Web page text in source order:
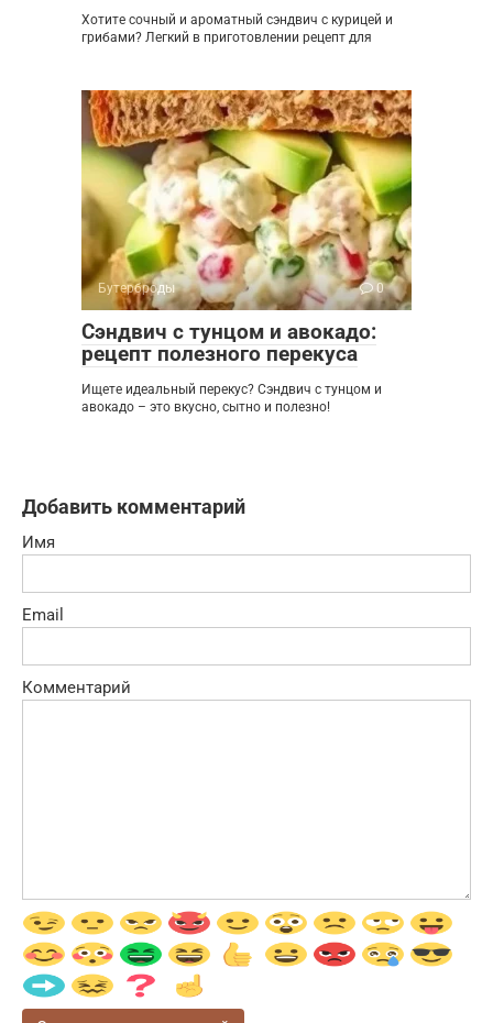
Хотите сочный и ароматный сэндвич с курицей и
грибами? Легкий в приготовлении рецепт для
Бутерброды 0
Сэндвич с тунцом и авокадо:
рецепт полезного перекуса
Ищете идеальный перекус? Сэндвич с тунцом и
авокадо – это вкусно, сытно и полезно!
Добавить комментарий
Имя
Email
Комментарий